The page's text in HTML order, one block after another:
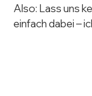
Also: Lass uns
einfach dabei –